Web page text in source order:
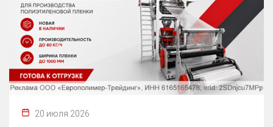
20 июля 2026